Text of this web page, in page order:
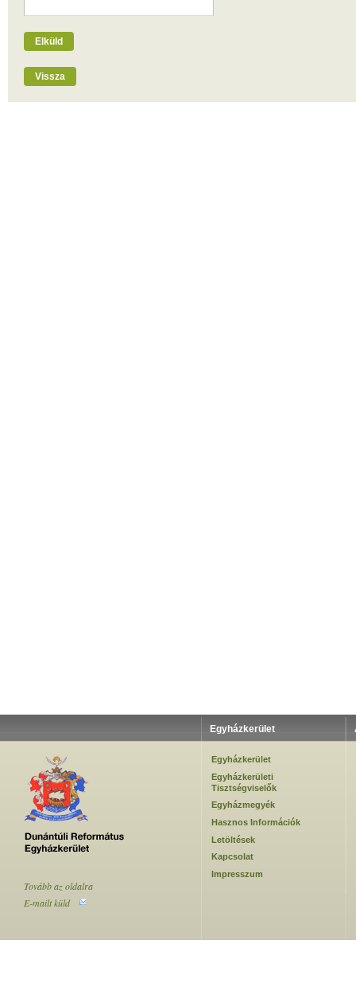
Elküld
Vissza
Egyházkerület
Egyházkerület
Egyházkerületi
Tisztségviselők
Egyházmegyék
Hasznos Információk
Letöltések
Kapcsolat
Impresszum
Tovább az oldalra
E-mailt küld